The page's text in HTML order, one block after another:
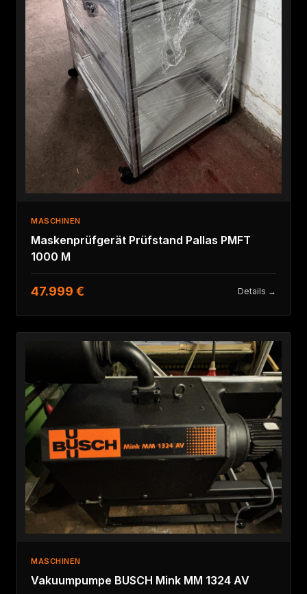
MASCHINEN
Maskenprüfgerät Prüfstand Pallas PMFT
1000 M
47.999 € Details →
MASCHINEN
Vakuumpumpe BUSCH Mink MM 1324 AV